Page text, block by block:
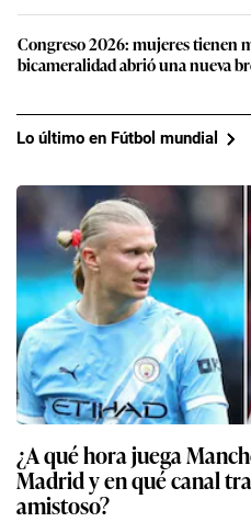
Congreso 2026: mujeres tienen
bicameralidad abrió una nueva
Lo último en Fútbol mundial
¿A qué hora juega
Madrid y en qué canal
amistoso?